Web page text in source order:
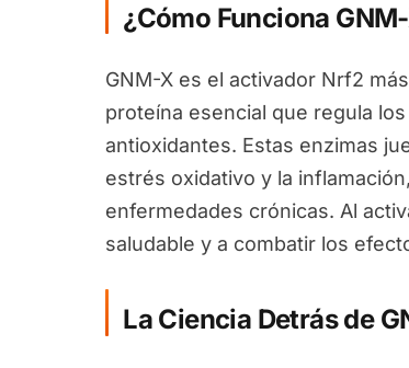
¿Cómo Funciona
GNM-X es el activador Nrf2
proteína esencial que regula
antioxidantes. Estas enzimas
estrés oxidativo y la
enfermedades crónicas. Al
saludable y a combatir los
La Ciencia Detrás de